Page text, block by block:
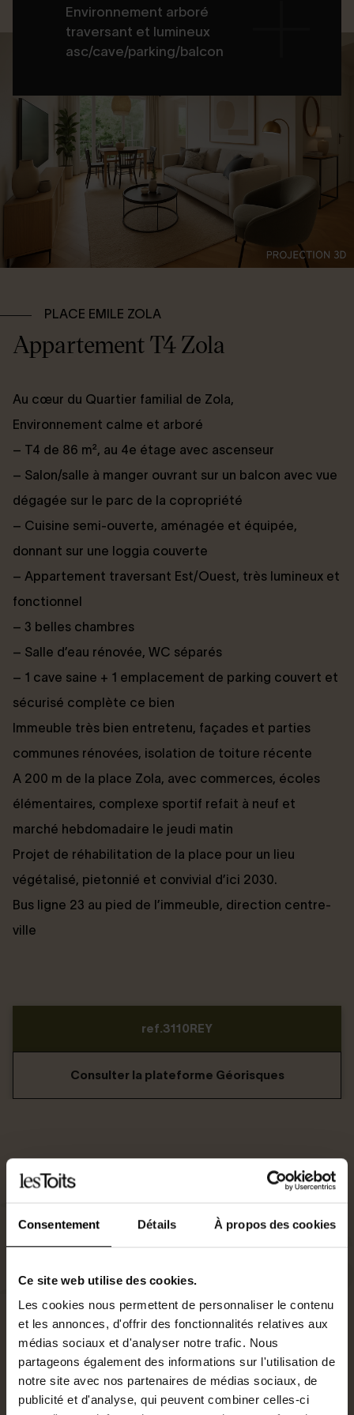
Consentement Détails À propos des cookies
Ce site web utilise des cookies.
Les cookies nous permettent de personnaliser le contenu
et les annonces, d'offrir des fonctionnalités relatives aux
médias sociaux et d'analyser notre trafic. Nous
partageons également des informations sur l'utilisation de
notre site avec nos partenaires de médias sociaux, de
publicité et d'analyse, qui peuvent combiner celles-ci
Environnement arboré
traversant et lumineux
asc/cave/parking/balcon
PLACE EMILE ZOLA
Appartement T4 Zola
Au cœur du Quartier familial de Zola,
Environnement calme et arboré
– T4 de 86 m², au 4e étage avec ascenseur
– Salon/salle à manger ouvrant sur un balcon avec vue
dégagée sur le parc de la copropriété
– Cuisine semi-ouverte, aménagée et équipée,
donnant sur une loggia couverte
– Appartement traversant Est/Ouest, très lumineux et
fonctionnel
– 3 belles chambres
– Salle d’eau rénovée, WC séparés
– 1 cave saine + 1 emplacement de parking couvert et
sécurisé complète ce bien
Immeuble très bien entretenu, façades et parties
communes rénovées, isolation de toiture récente
A 200 m de la place Zola, avec commerces, écoles
élémentaires, complexe sportif refait à neuf et
marché hebdomadaire le jeudi matin
Projet de réhabilitation de la place pour un lieu
végétalisé, pietonnié et convivial d’ici 2030.
Bus ligne 23 au pied de l’immeuble, direction centre-
ville
ref.3110REY
Consulter la plateforme Géorisques
Agent commercial